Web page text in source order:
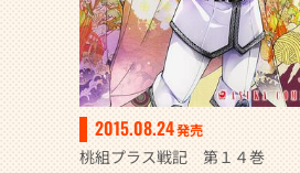
2015.08.24発売
桃組プラス戦記 第１４巻